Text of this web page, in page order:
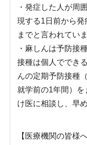
・発症した人が周
現する1日前から
までと言われていま
・麻しんは予防接
接種は個人ででき
んの定期予防接種
就学前の1年間）
け医に相談し、早
【医療機関の皆様へ